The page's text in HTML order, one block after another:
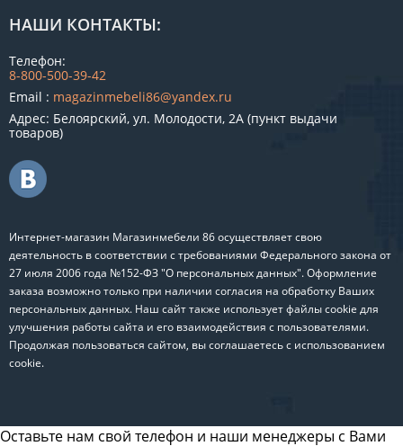
НАШИ КОНТАКТЫ:
Телефон:
8-800-500-39-42
Email : magazinmebeli86@yandex.ru
Адрес: Белоярский, ул. Молодости, 2А (пункт выдачи
товаров)
Интернет-магазин Магазинмебели 86 осуществляет свою
деятельность в соответствии с требованиями Федерального закона от
27 июля 2006 года №152-ФЗ "О персональных данных". Оформление
заказа возможно только при наличии согласия на обработку Ваших
персональных данных. Наш сайт также использует файлы cookie для
улучшения работы сайта и его взаимодействия с пользователями.
Продолжая пользоваться сайтом, вы соглашаетесь с использованием
cookie.
Оставьте нам свой телефон и наши менеджеры с Вами